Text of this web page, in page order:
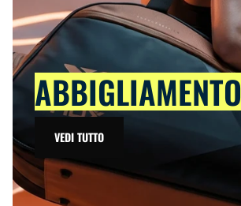
ABBIGLIAMENTO
VEDI TUTTO